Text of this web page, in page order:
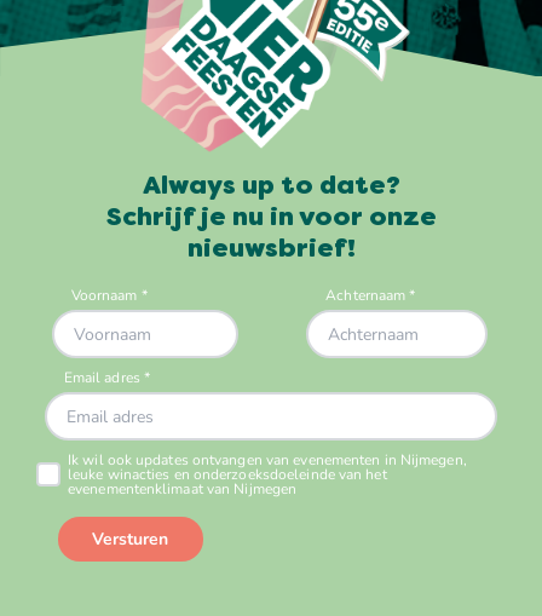
Always up to date?
Schrijf je nu in voor onze
nieuwsbrief!